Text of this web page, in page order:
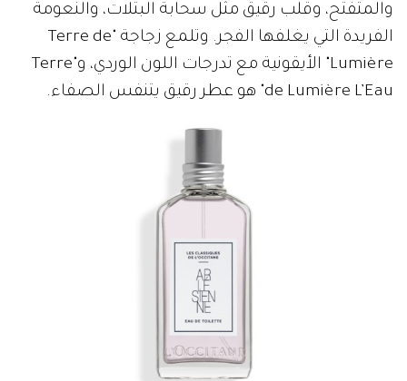
والمتفتح، وقلب رقيق مثل سحابة البتلات، والنعومة
الفريدة التي يغلفها الفجر. وتلمع زجاجة "Terre de
Lumière" الأيقونية مع تدرجات اللون الوردي، و"Terre
de Lumière L’Eau" هو عطر رقيق يتنفس الصفاء.